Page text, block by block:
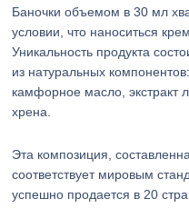
Баночки объемом в 30 мл
условии, что наноситься
Уникальность продукта
из натуральных
камфорное масло, экстракт
хрена.
Эта композиция,
соответствует мировым
успешно продается в 20